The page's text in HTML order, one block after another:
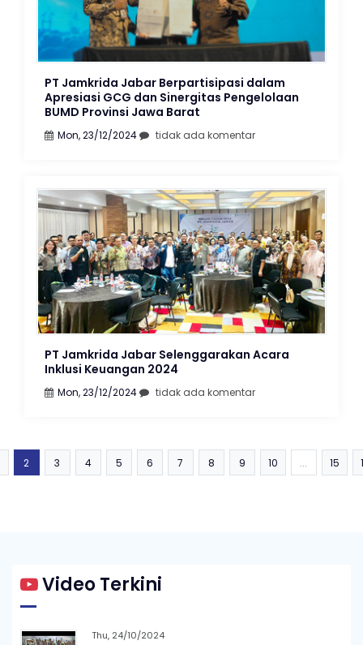
PT Jamkrida Jabar Berpartisipasi dalam
Apresiasi GCG dan Sinergitas Pengelolaan
BUMD Provinsi Jawa Barat
Mon, 23/12/2024 tidak ada komentar
PT Jamkrida Jabar Selenggarakan Acara
Inklusi Keuangan 2024
Mon, 23/12/2024 tidak ada komentar
2 3 4 5 6 7 8 9 10 ... 15
Video Terkini
Thu, 24/10/2024